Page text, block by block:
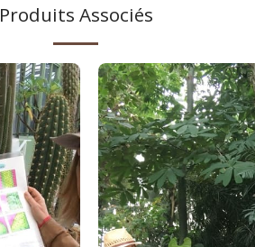
Produits Associés